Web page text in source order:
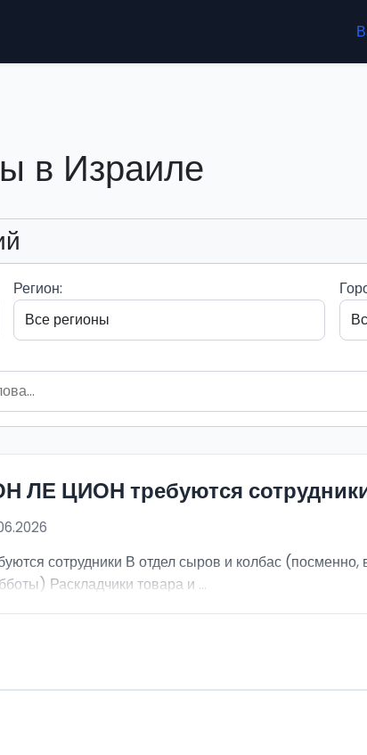
в Израиле
Регион:
ЛЕ ЦИОН требуются
сотрудники В отдел сыров и колбас (посменно,
Раскладчики товара и ...